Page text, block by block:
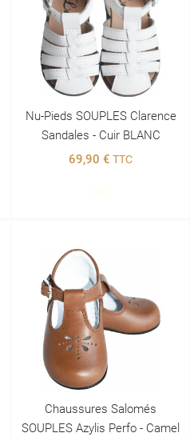
Nu-Pieds SOUPLES Clarence
Sandales - Cuir BLANC
69,90 € TTC
Chaussures Salomés
SOUPLES Azylis Perfo - Camel